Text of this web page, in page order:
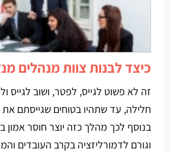
כיצד לבנות צוות מנהלים
זה לא פשוט לגייס, לפטר, ושוב לגייס
חלילה, עד שתהיו בטוחים שגייסתם את
בנוסף לכך מהלך כזה יוצר חוסר
וגורם לדמורליזציה בקרב העובדים